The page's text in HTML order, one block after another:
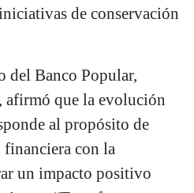
de conservación
del Banco Popular,
afirmó que la evolución
al propósito de
con la
un impacto positivo